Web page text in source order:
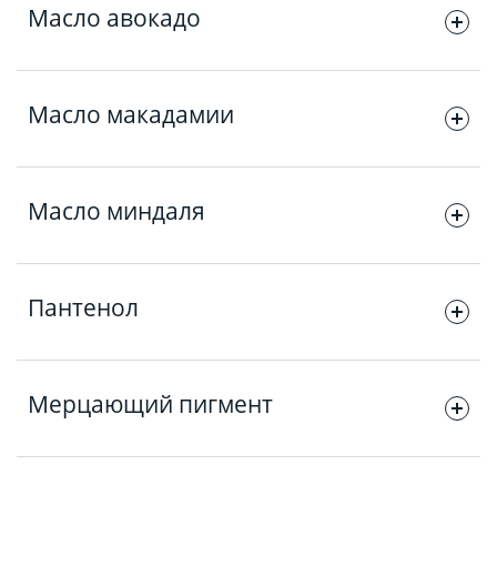
Масло авокадо
стремительно проникает вглубь, восстанавливает
динамику без утяжеления.
Масло макадамии
благородное сияние, помогает сохранить свежесть
Масло миндаля
повышает упругость, делает цвет более насыщенным.
Пантенол
комфорт в момент окрашивания, защищает от сухости и
Мерцающий пигмент